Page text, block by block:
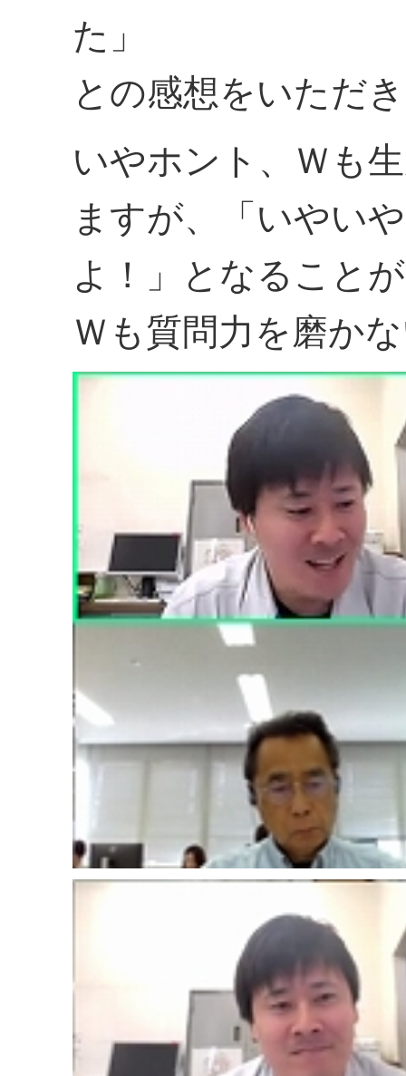
た」
との感想をいただ
いやホント、Ｗも
ますが、「いやい
よ！」となること
Ｗも質問力を磨か